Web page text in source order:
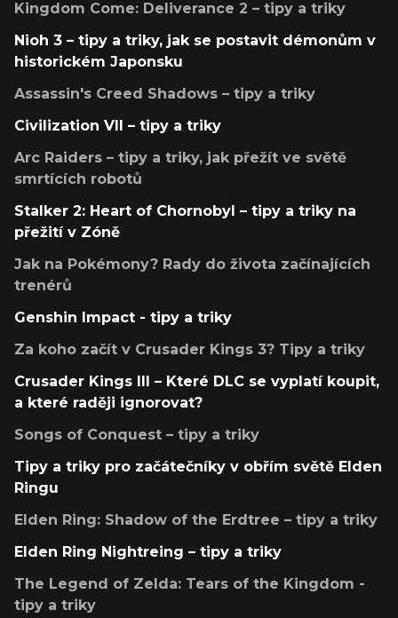
Kingdom Come: Deliverance 2 – tipy a triky
Nioh 3 – tipy a triky, jak se postavit démonům v
historickém Japonsku
Assassin's Creed Shadows – tipy a triky
Civilization VII – tipy a triky
Arc Raiders – tipy a triky, jak přežít ve světě
smrtících robotů
Stalker 2: Heart of Chornobyl – tipy a triky na
přežití v Zóně
Jak na Pokémony? Rady do života začínajících
trenérů
Genshin Impact - tipy a triky
Za koho začít v Crusader Kings 3? Tipy a triky
Crusader Kings III – Které DLC se vyplatí koupit,
a které raději ignorovat?
Songs of Conquest – tipy a triky
Tipy a triky pro začátečníky v obřím světě Elden
Ringu
Elden Ring: Shadow of the Erdtree – tipy a triky
Elden Ring Nightreing – tipy a triky
The Legend of Zelda: Tears of the Kingdom -
tipy a triky